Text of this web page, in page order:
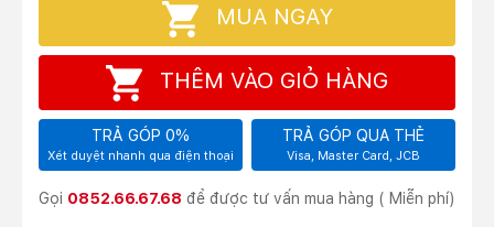
MUA NGAY
THÊM VÀO GIỎ HÀNG
TRẢ GÓP 0%
Xét duyệt nhanh qua điện thoại
TRẢ GÓP QUA THẺ
Visa, Master Card, JCB
Gọi 0852.66.67.68 để được tư vấn mua hàng ( Miễn phí)